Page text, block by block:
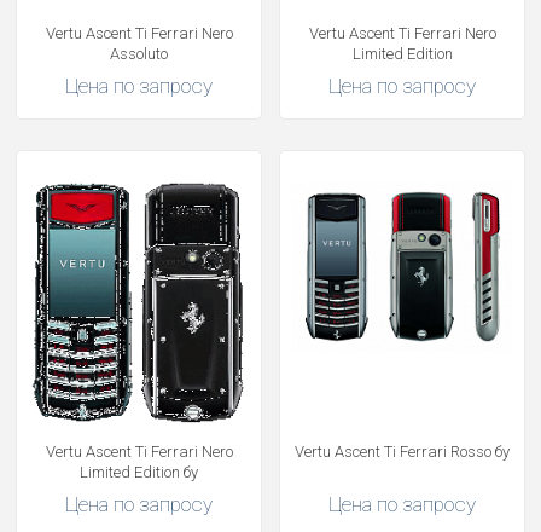
Vertu Ascent Ti Ferrari Nero
Assoluto
Цена по запросу
Vertu Ascent Ti Ferrari Nero
Limited Edition
Цена по запросу
Vertu Ascent Ti Ferrari Nero
Limited Edition бу
Цена по запросу
Vertu Ascent Ti Ferrari Rosso бу
Цена по запросу